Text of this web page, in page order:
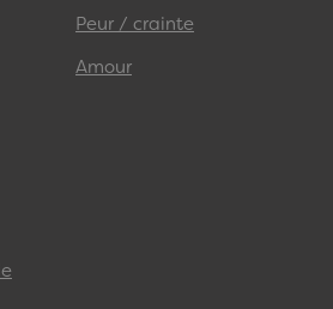
Peur / crainte
Amour